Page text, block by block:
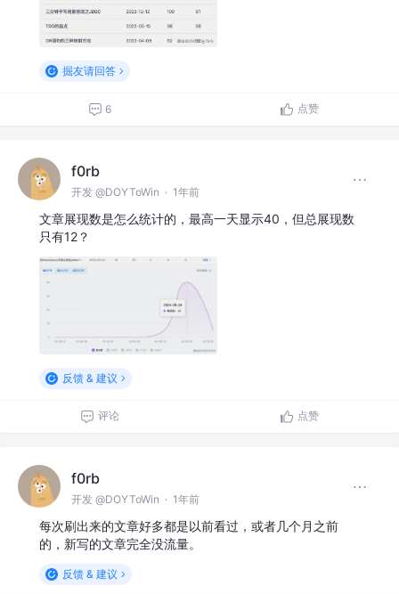
掘友请回答
6 点赞
f0rb
开发 @DOYToWin · 1年前
文章展现数是怎么统计的，最高一天显示40，但总展现数
只有12？
反馈 & 建议
评论 点赞
f0rb
开发 @DOYToWin · 1年前
每次刷出来的文章好多都是以前看过，或者几个月之前
的，新写的文章完全没流量。
反馈 & 建议